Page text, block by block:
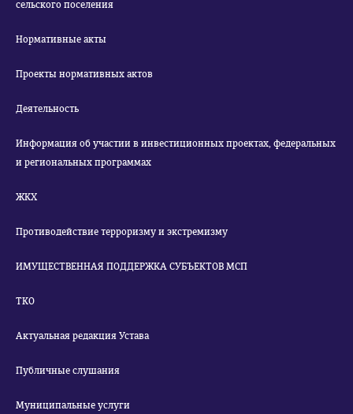
сельского поселения
Нормативные акты
Проекты нормативных актов
Деятельность
Информация об участии в инвестиционных проектах, федеральных
и региональных программах
ЖКХ
Противодействие терроризму и экстремизму
ИМУЩЕСТВЕННАЯ ПОДДЕРЖКА СУБЪЕКТОВ МСП
ТКО
Актуальная редакция Устава
Публичные слушания
Муниципальные услуги